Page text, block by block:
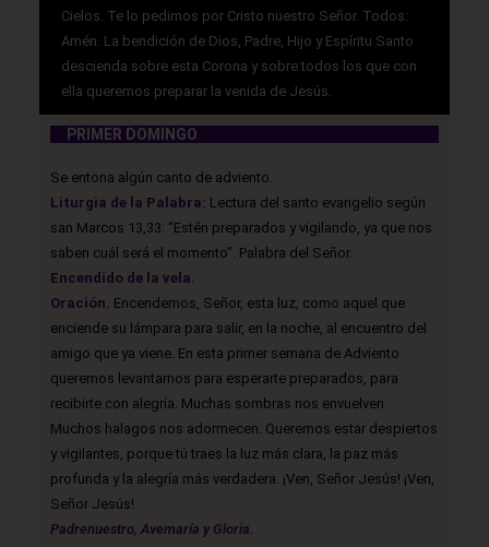
Cielos. Te lo pedimos por Cristo nuestro Señor. Todos:
Amén. La bendición de Dios, Padre, Hijo y Espíritu Santo
descienda sobre esta Corona y sobre todos los que con
ella queremos preparar la venida de Jesús.
PRIMER DOMINGO
Se entona algún canto de adviento.
Liturgia de la Palabra: Lectura del santo evangelio según
san Marcos 13,33: “Estén preparados y vigilando, ya que nos
saben cuál será el momento”. Palabra del Señor.
Encendido de la vela.
Oración. Encendemos, Señor, esta luz, como aquel que
enciende su lámpara para salir, en la noche, al encuentro del
amigo que ya viene. En esta primer semana de Adviento
queremos levantarnos para esperarte preparados, para
recibirte con alegría. Muchas sombras nos envuelven.
Muchos halagos nos adormecen. Queremos estar despiertos
y vigilantes, porque tú traes la luz más clara, la paz más
profunda y la alegría más verdadera. ¡Ven, Señor Jesús! ¡Ven,
Señor Jesús!
Padrenuestro, Avemaría y Gloria.